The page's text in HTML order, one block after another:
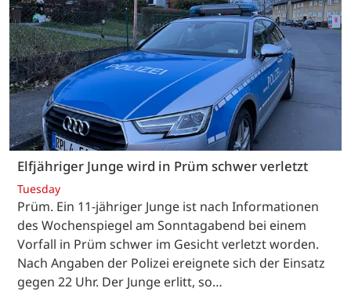
Elfjähriger Junge wird in Prüm schwer verletzt
Tuesday
Prüm. Ein 11-jähriger Junge ist nach Informationen
des Wochenspiegel am Sonntagabend bei einem
Vorfall in Prüm schwer im Gesicht verletzt worden.
Nach Angaben der Polizei ereignete sich der Einsatz
gegen 22 Uhr. Der Junge erlitt, so…